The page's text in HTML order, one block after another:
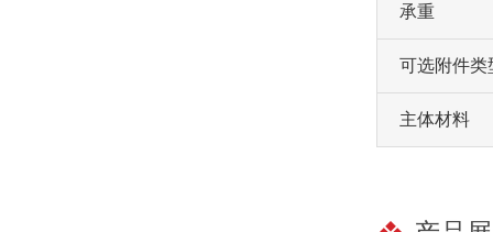
承重
可选附件类
主体材料